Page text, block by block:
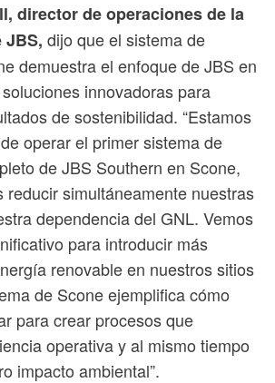
director de operaciones de la
dijo que el sistema de
demuestra el enfoque de JBS en
innovadoras para
de sostenibilidad. “Estamos
operar el primer sistema de
de JBS Southern en Scone,
reducir simultáneamente nuestras
dependencia del GNL. Vemos
para introducir más
renovable en nuestros sitios
de Scone ejemplifica cómo
para crear procesos que
operativa y al mismo tiempo
impacto ambiental”.